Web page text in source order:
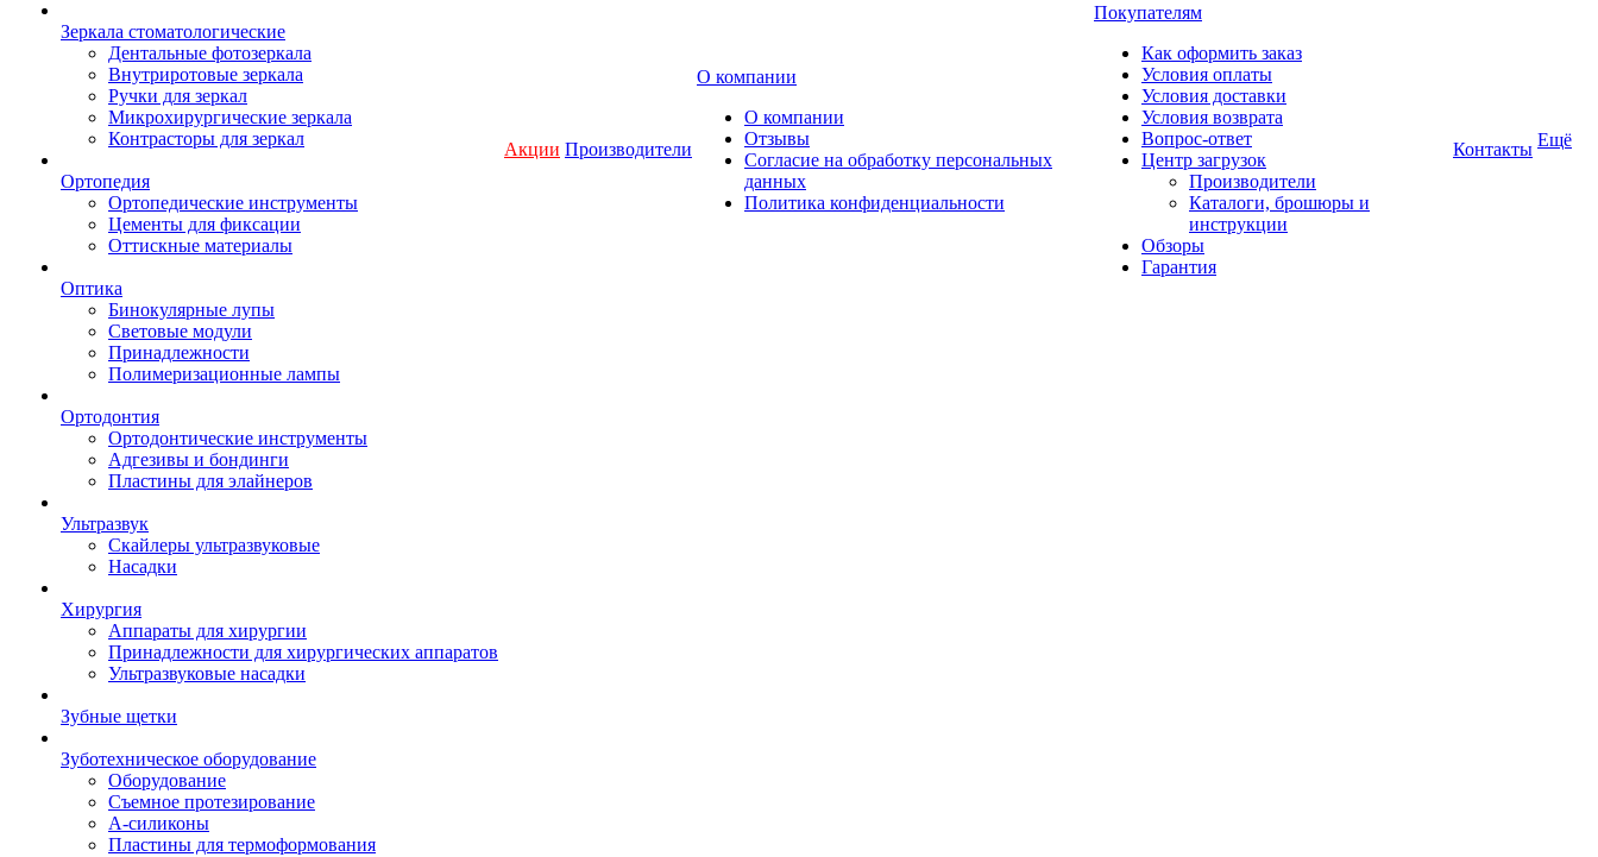
Зеркала стоматологические
Дентальные фотозеркала
Внутриротовые зеркала
Ручки для зеркал
Микрохирургические зеркала
Контрасторы для зеркал
Ортопедия
Ортопедические инструменты
Цементы для фиксации
Оттискные материалы
Оптика
Бинокулярные лупы
Световые модули
Принадлежности
Полимеризационные лампы
Ортодонтия
Ортодонтические инструменты
Адгезивы и бондинги
Пластины для элайнеров
Ультразвук
Скайлеры ультразвуковые
Насадки
Хирургия
Аппараты для хирургии
Принадлежности для хирургических аппаратов
Ультразвуковые насадки
Зубные щетки
Зуботехническое оборудование
Оборудование
Съемное протезирование
А-силиконы
Пластины для термоформования
Акции Производители
О компании
О компании
Отзывы
Согласие на обработку персональных
данных
Политика конфиденциальности
Покупателям
Как оформить заказ
Условия оплаты
Условия доставки
Условия возврата
Вопрос-ответ
Центр загрузок
Производители
Каталоги, брошюры и
инструкции
Обзоры
Гарантия
Контакты Ещё